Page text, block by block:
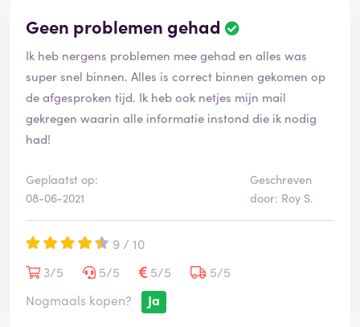
Geen problemen gehad
Ik heb nergens problemen mee gehad en alles was
super snel binnen. Alles is correct binnen gekomen op
de afgesproken tijd. Ik heb ook netjes mijn mail
gekregen waarin alle informatie instond die ik nodig
had!
Geplaatst op:
08-06-2021
Geschreven
door: Roy S.
9 / 10
3/5
5/5 5/5
5/5
Nogmaals kopen?
Ja